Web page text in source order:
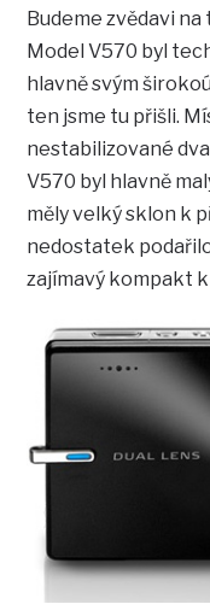
Budeme zvědavi
Model V570 byl
hlavně svým
ten jsme tu přišli.
nestabilizované
V570 byl hlavně
měly velký sklon k
nedostatek
zajímavý kompakt